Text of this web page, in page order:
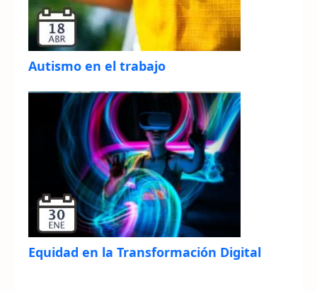
Autismo en el trabajo
Equidad en la Transformación Digital